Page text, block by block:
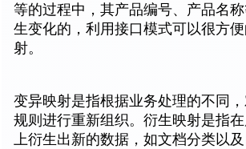
等的过程中，其产品编号、产品名
生变化的，利用接口模式可以很方
射。
变异映射是指根据业务处理的不同，
规则进行重新组织。衍生映射是指
上衍生出新的数据，如文档分类以